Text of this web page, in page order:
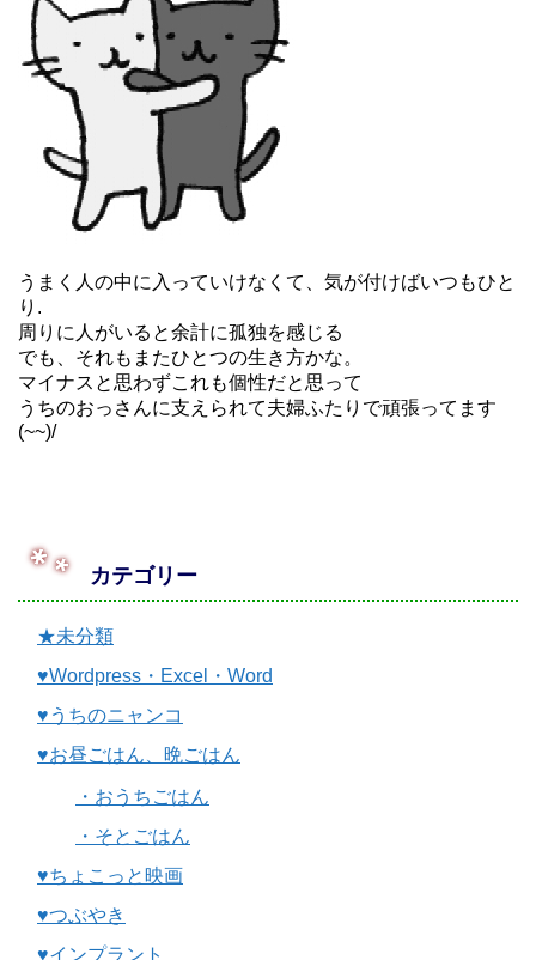
うまく人の中に入っていけなくて、気が付けばいつもひと
り.
周りに人がいると余計に孤独を感じる
でも、それもまたひとつの生き方かな。
マイナスと思わずこれも個性だと思って
うちのおっさんに支えられて夫婦ふたりで頑張ってます
(~~)/
カテゴリー
★未分類
♥Wordpress・Excel・Word
♥うちのニャンコ
♥お昼ごはん、晩ごはん
・おうちごはん
・そとごはん
♥ちょこっと映画
♥つぶやき
♥インプラント